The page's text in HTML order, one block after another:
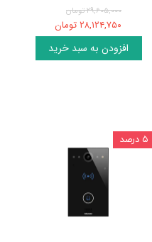
۲۹,۶۰۵,۰۰۰ تومان
۲۸,۱۲۴,۷۵۰ تومان
افزودن به سبد خرید
۵ درصد